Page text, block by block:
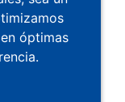
óptimas